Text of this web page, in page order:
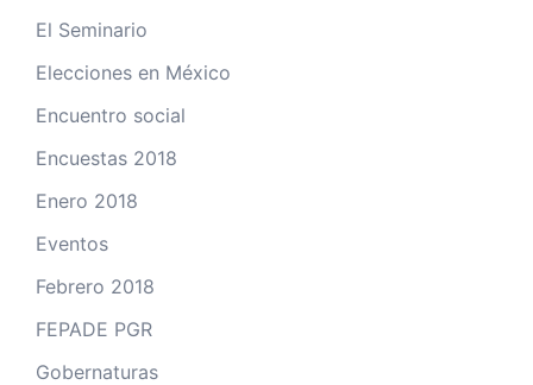
El Seminario
Elecciones en México
Encuentro social
Encuestas 2018
Enero 2018
Eventos
Febrero 2018
FEPADE PGR
Gobernaturas